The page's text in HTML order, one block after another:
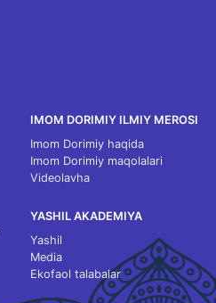
IMOM DORIMIY ILMIY MEROSI
Imom Dorimiy haqida
Imom Dorimiy maqolalari
Videolavha
YASHIL AKADEMIYA
Yashil
Media
Ekofaol talabalar